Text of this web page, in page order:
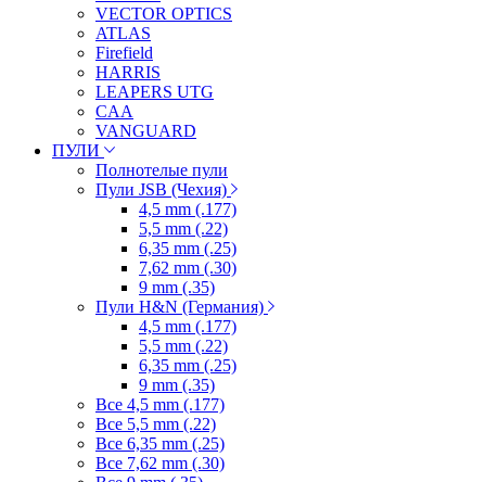
VECTOR OPTICS
ATLAS
Firefield
HARRIS
LEAPERS UTG
CAA
VANGUARD
ПУЛИ
Полнотелые пули
Пули JSB (Чехия)
4,5 mm (.177)
5,5 mm (.22)
6,35 mm (.25)
7,62 mm (.30)
9 mm (.35)
Пули H&N (Германия)
4,5 mm (.177)
5,5 mm (.22)
6,35 mm (.25)
9 mm (.35)
Все 4,5 mm (.177)
Все 5,5 mm (.22)
Все 6,35 mm (.25)
Все 7,62 mm (.30)